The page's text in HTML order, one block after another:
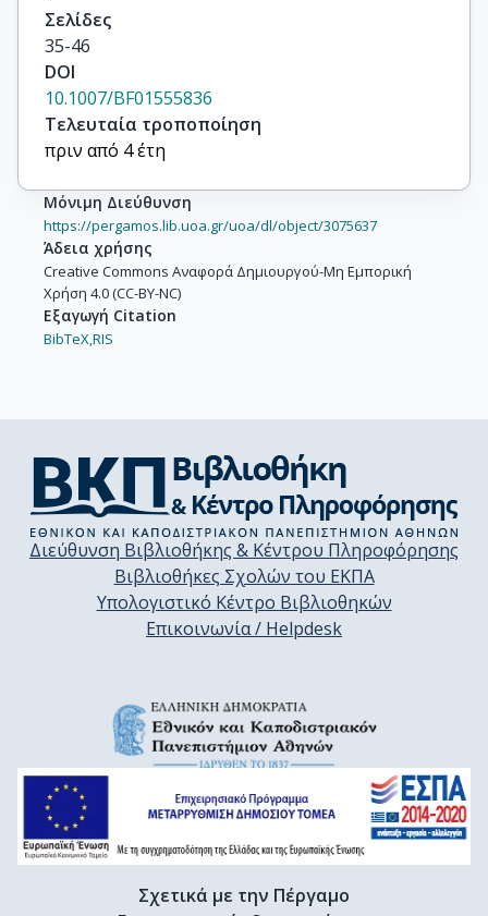
Malamant, A.
Manzari, V.
Narjoux, J.L.
Navach, F.
Quercigh, E.
Šafařík, K.
Sené, M.
Sené, R.
Stassinaki-Spyropoulou, M.
Trainor, M.T.
Vassiliadis, G.
Vichou, I.
Villalobos Baillie, O.
Votruba, M.F.
Σελίδες
35-46
DOI
10.1007/BF01555836
Τελευταία τροποποίηση
πριν από 4 έτη
Μόνιμη Διεύθυνση
https://pergamos.lib.uoa.gr/uoa/dl/object/3075637
Άδεια χρήσης
Creative Commons Αναφορά Δημιουργού-Μη Εμπορική
Χρήση 4.0 (CC-BY-NC)
Εξαγωγή Citation
BibTeX,RIS
Διεύθυνση Βιβλιοθήκης & Κέντρου Πληροφόρησης
Βιβλιοθήκες Σχολών του ΕΚΠΑ
Υπολογιστικό Κέντρο Βιβλιοθηκών
Επικοινωνία / Helpdesk
Σχετικά με την Πέργαμο